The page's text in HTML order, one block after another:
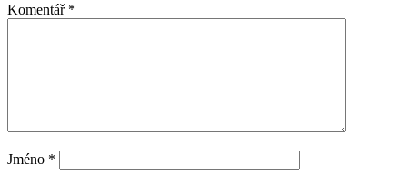
Komentář *
Jméno *